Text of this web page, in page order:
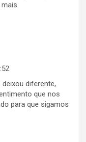
diferente,
que nos
para que sigamos